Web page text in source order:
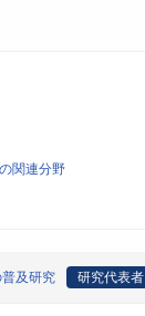
関連分野
及研究 研究代表者